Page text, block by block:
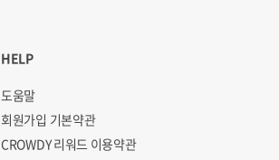
HELP
도움말
회원가입 기본약관
CROWDY 리워드 이용약관